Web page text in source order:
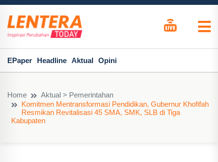
EPaper Headline Aktual Opini
Home
Aktual > Pemerintahan
Komitmen Mentransformasi Pendidikan, Gubernur Khofifah
Resmikan Revitalisasi 45 SMA, SMK, SLB di Tiga
Kabupaten